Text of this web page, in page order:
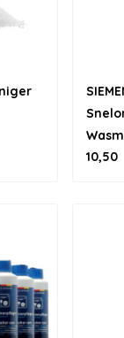
10,50